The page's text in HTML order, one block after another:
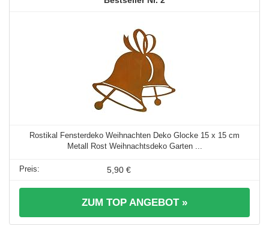
Rostikal Fensterdeko Weihnachten Deko Glocke 15 x 15 cm
Metall Rost Weihnachtsdeko Garten ...
5,90 €
ZUM TOP ANGEBOT »